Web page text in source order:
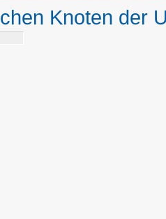
Knoten der